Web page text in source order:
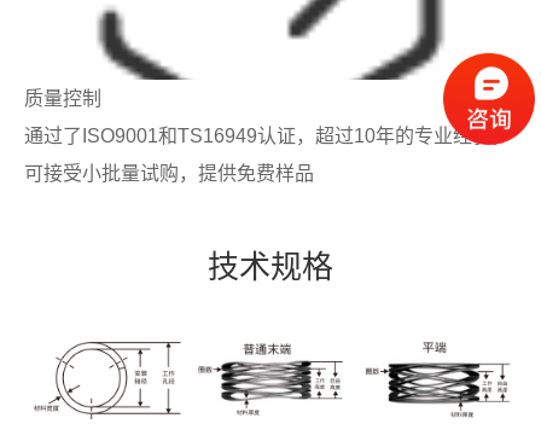
质量控制
通过了ISO9001和TS16949认证，超过10年的专业经验，
可接受小批量试购，提供免费样品
技术规格